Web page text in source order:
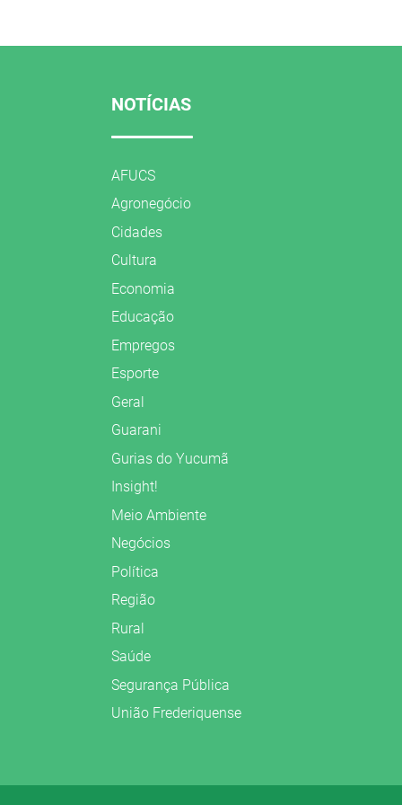
NOTÍCIAS
AFUCS
Agronegócio
Cidades
Cultura
Economia
Educação
Empregos
Esporte
Geral
Guarani
Gurias do Yucumã
Insight!
Meio Ambiente
Negócios
Política
Região
Rural
Saúde
Segurança Pública
União Frederiquense